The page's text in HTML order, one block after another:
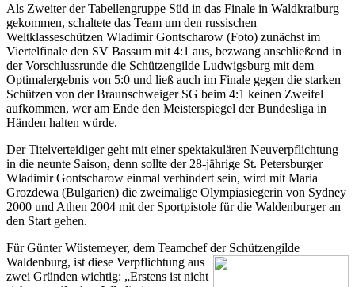
Als Zweiter der Tabellengruppe Süd in das Finale in Waldkraiburg
gekommen, schaltete das Team um den russischen
Weltklasseschützen Wladimir Gontscharow (Foto) zunächst im
Viertelfinale den SV Bassum mit 4:1 aus, bezwang anschließend in
der Vorschlussrunde die Schützengilde Ludwigsburg mit dem
Optimalergebnis von 5:0 und ließ auch im Finale gegen die starken
Schützen von der Braunschweiger SG beim 4:1 keinen Zweifel
aufkommen, wer am Ende den Meisterspiegel der Bundesliga in
Händen halten würde.
Der Titelverteidiger geht mit einer spektakulären Neuverpflichtung
in die neunte Saison, denn sollte der 28-jährige St. Petersburger
Wladimir Gontscharow einmal verhindert sein, wird mit Maria
Grozdewa (Bulgarien) die zweimalige Olympiasiegerin von Sydney
2000 und Athen 2004 mit der Sportpistole für die Waldenburger an
den Start gehen.
Für Günter Wüstemeyer, dem Teamchef der Schützengilde
Waldenburg, ist diese Verpflichtung aus
zwei Gründen wichtig: „Erstens ist nicht